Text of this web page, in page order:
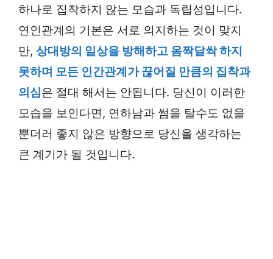
하나로 집착하지 않는 모습과 독립성입니다.
연인관계의 기본은 서로 의지하는 것이 맞지
만, 상대방의 일상을 방해하고 옴짝달싹 하지
못하며 모든 인간관계가 끊어질 만큼의 집착과
의심은 절대 해서는 안됩니다. 당신이 이러한
모습을 보인다면, 연하남과 썸을 탈수도 없을
뿐더러 좋지 않은 방향으로 당신을 생각하는
큰 계기가 될 것입니다.